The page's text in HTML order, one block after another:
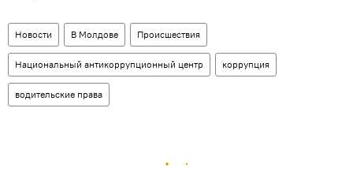
Новости В Молдове Происшествия
Национальный антикоррупционный центр коррупция
водительские права